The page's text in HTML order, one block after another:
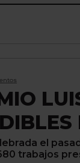
el
trabajos